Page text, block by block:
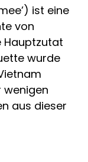
ist eine
von
Hauptzutat
wurde
aus dieser